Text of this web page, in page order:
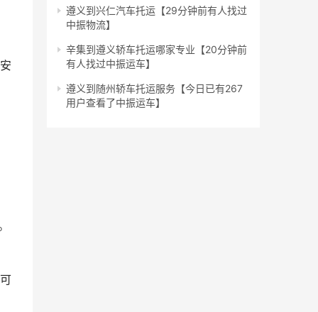
遵义到兴仁汽车托运【29分钟前有人找过
中振物流】
辛集到遵义轿车托运哪家专业【20分钟前
有人找过中振运车】
遵义到随州轿车托运服务【今日已有267
用户查看了中振运车】